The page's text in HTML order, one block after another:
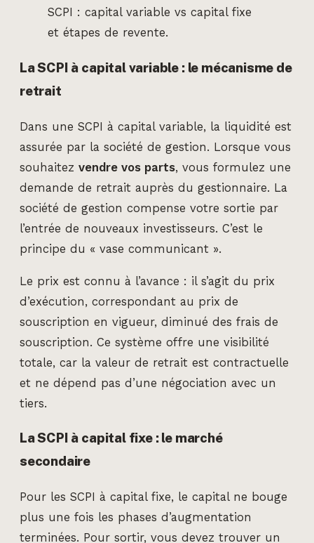
SCPI : capital variable vs capital fixe
et étapes de revente.
La SCPI à capital variable : le mécanisme de
retrait
Dans une SCPI à capital variable, la liquidité est
assurée par la société de gestion. Lorsque vous
souhaitez vendre vos parts, vous formulez une
demande de retrait auprès du gestionnaire. La
société de gestion compense votre sortie par
l’entrée de nouveaux investisseurs. C’est le
principe du « vase communicant ».
Le prix est connu à l’avance : il s’agit du prix
d’exécution, correspondant au prix de
souscription en vigueur, diminué des frais de
souscription. Ce système offre une visibilité
totale, car la valeur de retrait est contractuelle
et ne dépend pas d’une négociation avec un
tiers.
La SCPI à capital fixe : le marché
secondaire
Pour les SCPI à capital fixe, le capital ne bouge
plus une fois les phases d’augmentation
terminées. Pour sortir, vous devez trouver un